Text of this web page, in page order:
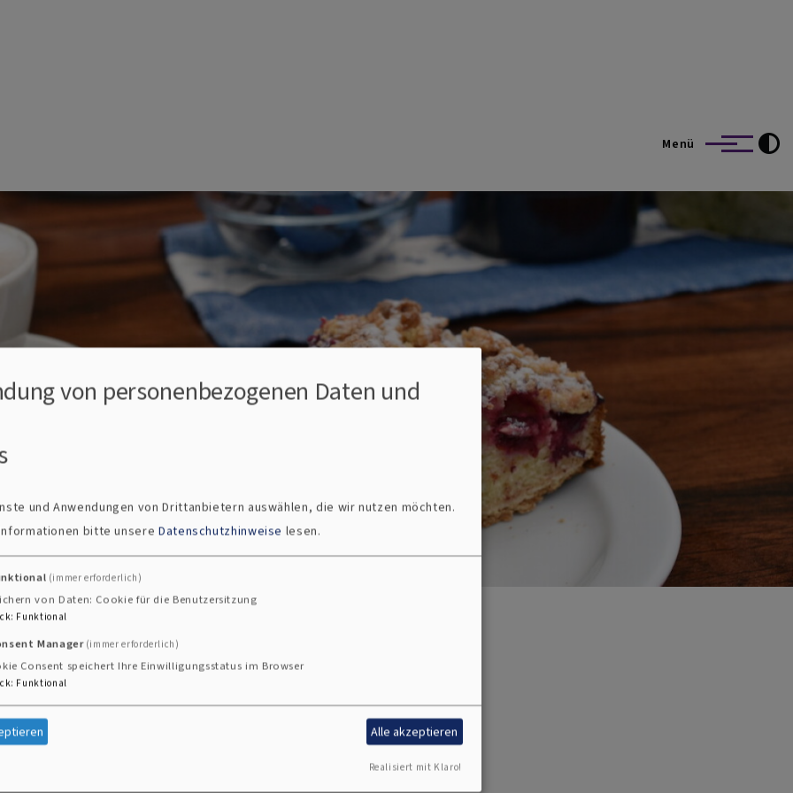
Menü
Marktbreit
von personenbezogenen Daten und
und Anwendungen von Drittanbietern auswählen, die wir nutzen möchten.
bitte unsere Datenschutzhinweise lesen.
(immer erforderlich)
von Daten: Cookie für die Benutzersitzung
: Funktional
Manager (immer erforderlich)
Consent speichert Ihre Einwilligungsstatus im Browser
: Funktional
Alle akzeptieren
Realisiert mit Klaro!